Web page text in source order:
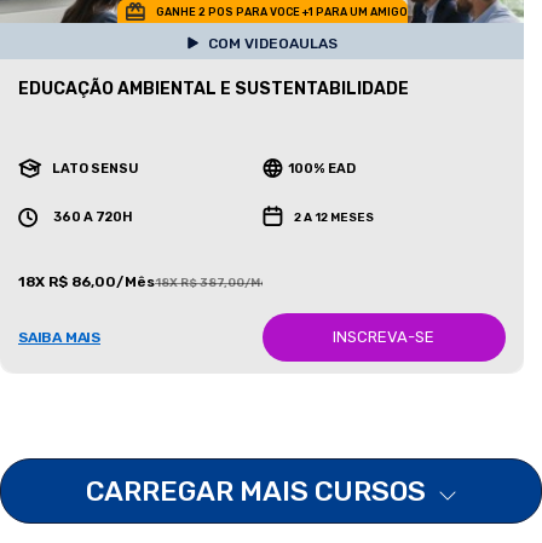
GANHE 2 POS PARA VOCE +1 PARA UM AMIGO
COM VIDEOAULAS
EDUCAÇÃO AMBIENTAL E SUSTENTABILIDADE
LATO SENSU 100% EAD
360 A 720H 2 A 12 MESES
18X R$ 86,00/Mês18X R$ 387,00/Mês
SAIBA MAIS INSCREVA-SE
CARREGAR MAIS CURSOS